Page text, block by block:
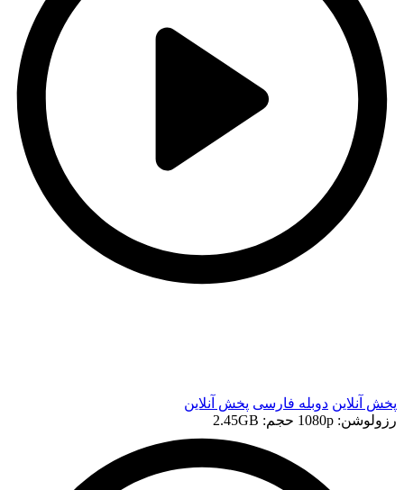
پخش آنلاین دوبله فارسی پخش آنلاین
رزولوشن: 1080p
حجم: 2.45GB